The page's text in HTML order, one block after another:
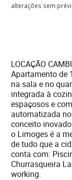
alterações sem
LOCAÇÃO
Apartamento de
na sala e no
integrada à
espaçosos e
automatizada
conceito
o Limoges é a
de tudo que a
conta com:
Churrasqueira
working.